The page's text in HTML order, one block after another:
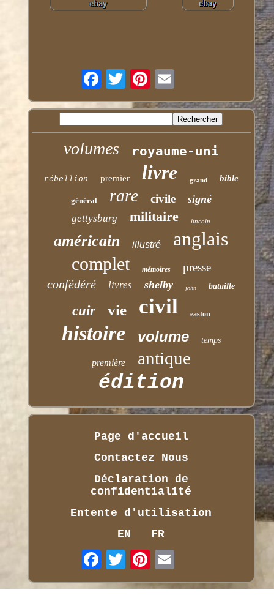
volumes royaume-uni
rébellion premier livre grand bible
général rare civile signé
gettysburg militaire lincoln
américain illustré anglais
complet mémoires presse
confédéré livres shelby john bataille
cuir vie civil easton
histoire volume temps
première antique
édition
Page d'accueil
Contactez Nous
Déclaration de
confidentialité
Entente d'utilisation
EN
FR